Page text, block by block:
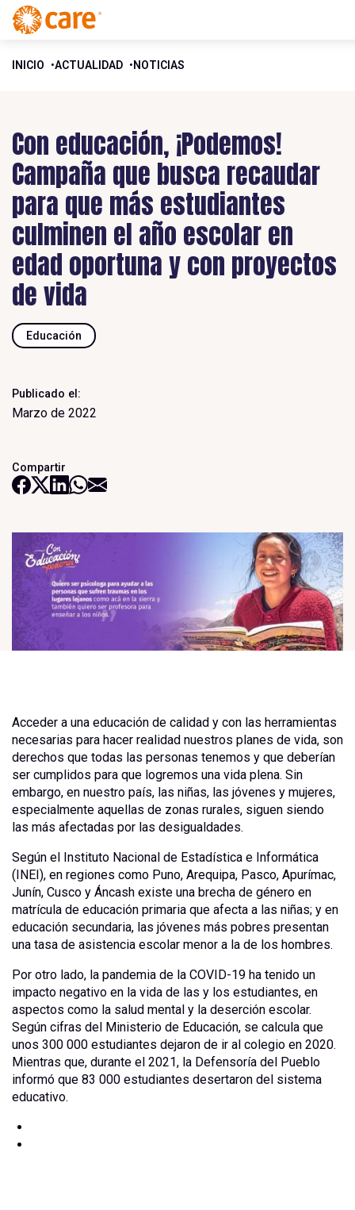
INICIO ACTUALIDAD NOTICIAS
Con educación, ¡Podemos!
Campaña que busca recaudar
para que más estudiantes
culminen el año escolar en
edad oportuna y con proyectos
de vida
Educación
Publicado el:
Marzo de 2022
Compartir
Acceder a una educación de calidad y con las herramientas
necesarias para hacer realidad nuestros planes de vida, son
derechos que todas las personas tenemos y que deberían
ser cumplidos para que logremos una vida plena. Sin
embargo, en nuestro país, las niñas, las jóvenes y mujeres,
especialmente aquellas de zonas rurales, siguen siendo
las más afectadas por las desigualdades.
Según el Instituto Nacional de Estadística e Informática
(INEI), en regiones como Puno, Arequipa, Pasco, Apurímac,
Junín, Cusco y Áncash existe una brecha de género en
matrícula de educación primaria que afecta a las niñas; y en
educación secundaria, las jóvenes más pobres presentan
una tasa de asistencia escolar menor a la de los hombres.
Por otro lado, la pandemia de la COVID-19 ha tenido un
impacto negativo en la vida de las y los estudiantes, en
aspectos como la salud mental y la deserción escolar.
Según cifras del Ministerio de Educación, se calcula que
unos 300 000 estudiantes dejaron de ir al colegio en 2020.
Mientras que, durante el 2021, la Defensoría del Pueblo
informó que 83 000 estudiantes desertaron del sistema
educativo.